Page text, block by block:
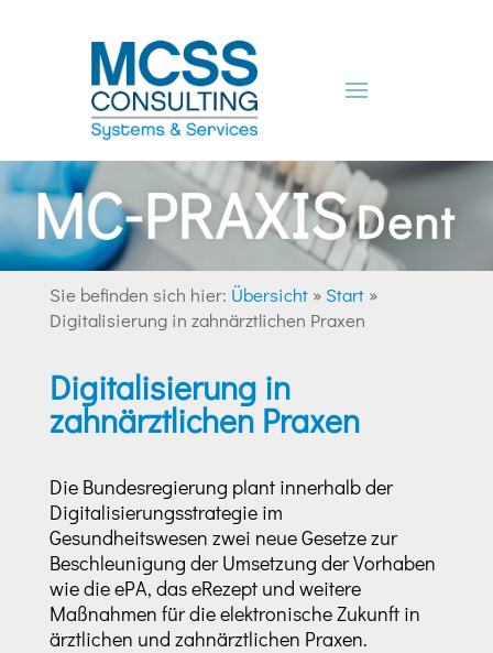
Sie befinden sich hier: Übersicht» Start»
Digitalisierung in zahnärztlichen Praxen
Digitalisierung in
zahnärztlichen Praxen
Die Bundesregierung plant innerhalb der
Digitalisierungsstrategie im
Gesundheitswesen zwei neue Gesetze zur
Beschleunigung der Umsetzung der Vorhaben
wie die ePA, das eRezept und weitere
Maßnahmen für die elektronische Zukunft in
ärztlichen und zahnärztlichen Praxen.